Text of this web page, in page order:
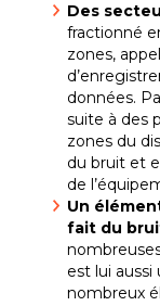
Des
fractionné
zones,
données.
suite à des
zones du
du bruit et
de
Un
fait du
est lui
nombreux